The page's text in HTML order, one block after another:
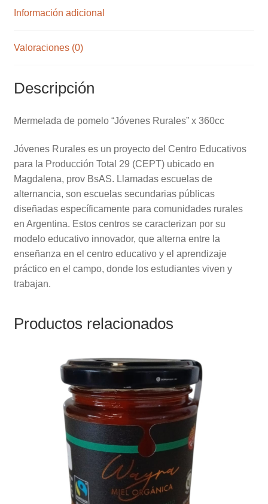
Información adicional
Valoraciones (0)
Descripción
Mermelada de pomelo “Jóvenes Rurales” x 360cc
Jóvenes Rurales es un proyecto del Centro Educativos
para la Producción Total 29 (CEPT) ubicado en
Magdalena, prov BsAS. Llamadas escuelas de
alternancia, son escuelas secundarias públicas
diseñadas específicamente para comunidades rurales
en Argentina. Estos centros se caracterizan por su
modelo educativo innovador, que alterna entre la
enseñanza en el centro educativo y el aprendizaje
práctico en el campo, donde los estudiantes viven y
trabajan.
Productos relacionados